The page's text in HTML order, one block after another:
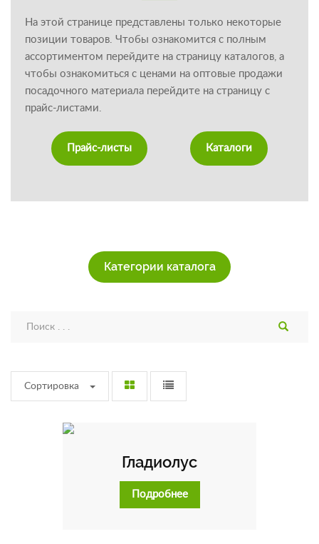
На этой странице представлены только некоторые
позиции товаров. Чтобы ознакомится с полным
ассортиментом перейдите на страницу каталогов, а
чтобы ознакомиться с ценами на оптовые продажи
посадочного материала перейдите на страницу с
прайс-листами.
Прайс-листы Каталоги
Категории каталога
Сортировка
Гладиолус
Подробнее